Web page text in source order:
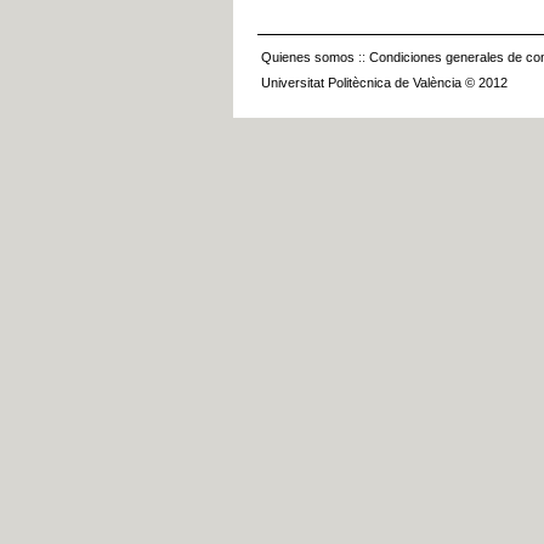
Quienes somos :: Condiciones generales de
Universitat Politècnica de València © 2012